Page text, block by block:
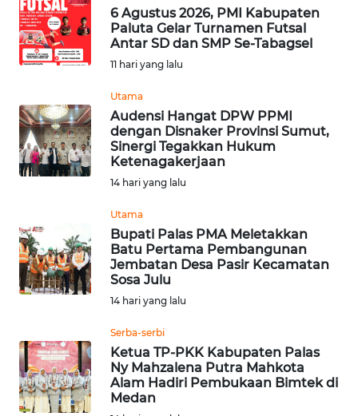
6 Agustus 2026, PMI Kabupaten
Paluta Gelar Turnamen Futsal
Antar SD dan SMP Se-Tabagsel
11 hari yang lalu
Utama
Audensi Hangat DPW PPMI
dengan Disnaker Provinsi Sumut,
Sinergi Tegakkan Hukum
Ketenagakerjaan
14 hari yang lalu
Utama
Bupati Palas PMA Meletakkan
Batu Pertama Pembangunan
Jembatan Desa Pasir Kecamatan
Sosa Julu
14 hari yang lalu
Serba-serbi
Ketua TP-PKK Kabupaten Palas
Ny Mahzalena Putra Mahkota
Alam Hadiri Pembukaan Bimtek di
Medan
WN
LANGKAT
SELATAN
WN
TANJUNG
WN
KARO
WN
WN
LABUHANBATU
WN